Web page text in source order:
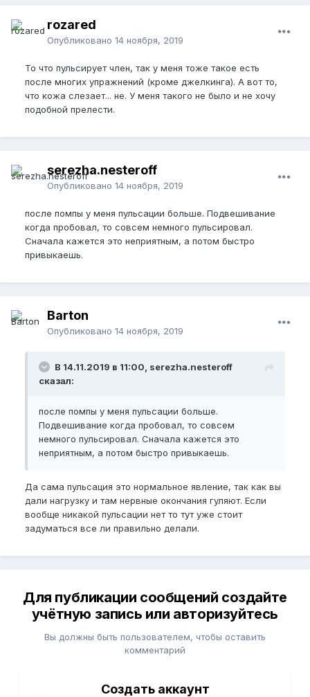
rozared
Опубликовано 14 ноября, 2019
То что пульсирует член, так у меня тоже такое есть
после многих упражнений (кроме джелкинга). А вот то,
что кожа слезает... не. У меня такого не было и не хочу
подобной прелести.
serezha.nesteroff
Опубликовано 14 ноября, 2019
после помпы у меня пульсации больше. Подвешивание
когда пробовал, то совсем немного пульсировал.
Сначала кажется это неприятным, а потом быстро
привыкаешь.
Barton
Опубликовано 14 ноября, 2019
В 14.11.2019 в 11:00, serezha.nesteroff
сказал:
после помпы у меня пульсации больше.
Подвешивание когда пробовал, то совсем
немного пульсировал. Сначала кажется это
неприятным, а потом быстро привыкаешь.
Да сама пульсация это нормальное явление, так как вы
дали нагрузку и там нервные окончания гуляют. Если
вообще никакой пульсации нет то тут уже стоит
задуматься все ли правильно делали.
Для публикации сообщений создайте
учётную запись или авторизуйтесь
Вы должны быть пользователем, чтобы оставить
комментарий
Создать аккаунт